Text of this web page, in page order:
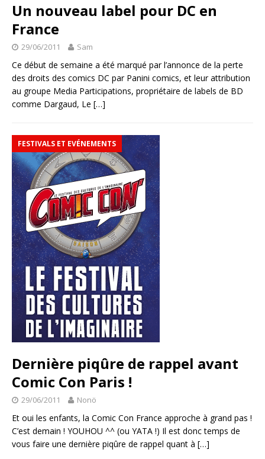
Un nouveau label pour DC en
France
29/06/2011 Sam
Ce début de semaine a été marqué par l’annonce de la perte
des droits des comics DC par Panini comics, et leur attribution
au groupe Media Participations, propriétaire de labels de BD
comme Dargaud, Le […]
FESTIVALS ET EVÉNEMENTS
Dernière piqûre de rappel avant
Comic Con Paris !
29/06/2011 Nonö
Et oui les enfants, la Comic Con France approche à grand pas !
C’est demain ! YOUHOU ^^ (ou YATA !) Il est donc temps de
vous faire une dernière piqûre de rappel quant à […]